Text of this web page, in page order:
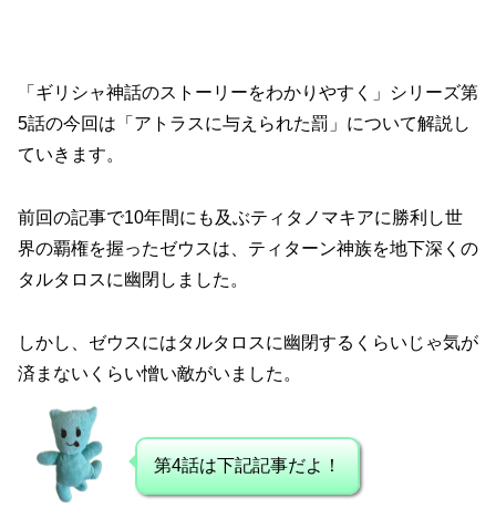
「ギリシャ神話のストーリーをわかりやすく」シリーズ第
5話の今回は「アトラスに与えられた罰」について解説し
ていきます。
前回の記事で10年間にも及ぶティタノマキアに勝利し世
界の覇権を握ったゼウスは、ティターン神族を地下深くの
タルタロスに幽閉しました。
しかし、ゼウスにはタルタロスに幽閉するくらいじゃ気が
済まないくらい憎い敵がいました。
第4話は下記記事だよ！